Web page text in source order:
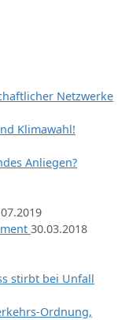
Netzwerke
Klimawahl!
Anliegen?
30.03.2018
stirbt bei Unfall
Ordnung,